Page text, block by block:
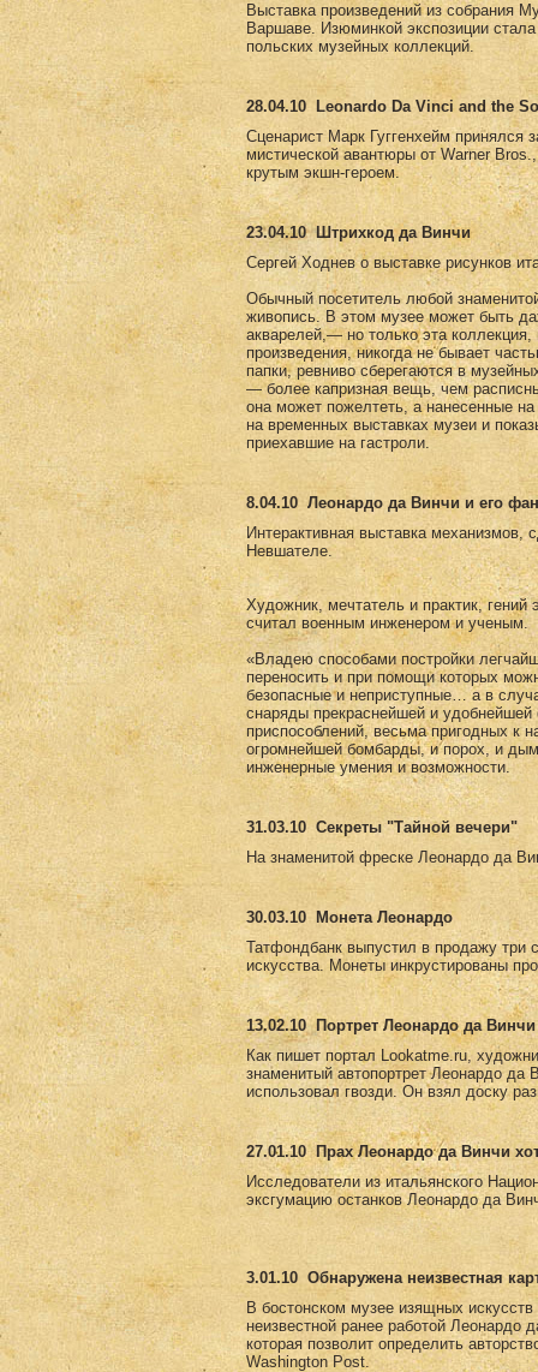
Выставка произведений из собрания
Варшаве. Изюминкой экспозиции
польских музейных коллекций.
28.04.10
Leonardo Da Vinci and the
Сценарист Марк Гуггенхейм принялся
мистической авантюры от Warner
крутым экшн-героем.
23.04.10 Штрихкод да Винчи
Сергей Ходнев о выставке рисунков
Обычный посетитель любой
живопись. В этом музее может быть
акварелей,— но только эта
произведения, никогда не бывает
папки, ревниво сберегаются в
— более капризная вещь, чем
она может пожелтеть, а нанесенные
на временных выставках музеи и
приехавшие на гастроли.
8.04.10 Леонардо да Винчи и его
Интерактивная выставка механизмов,
Невшателе.
Художник, мечтатель и практик,
считал военным инженером и ученым.
«Владею способами постройки
переносить и при помощи которых
безопасные и неприступные… а в
снаряды прекраснейшей и
приспособлений, весьма пригодных к
огромнейшей бомбарды, и порох, и
инженерные умения и возможности.
31.03.10 Секреты "Тайной вечери"
На знаменитой фреске Леонардо да
30.03.10
Монета Леонардо
Татфондбанк выпустил в продажу три
искусства. Монеты инкрустированы
13.02.10
Портрет Леонардо да Винчи
Как пишет портал Lookatme.ru,
знаменитый автопортрет Леонардо да
использовал гвозди. Он взял доску
27.01.10
Прах Леонардо да Винчи
Исследователи из итальянского
эксгумацию останков Леонардо да
3.01.10 Обнаружена неизвестная
В бостонском музее изящных
неизвестной ранее работой Леонардо
которая позволит определить
Washington Post.